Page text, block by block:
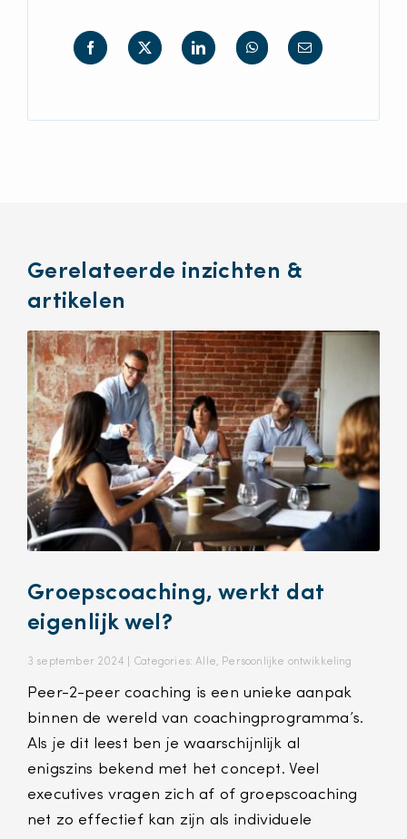
Gerelateerde inzichten &
artikelen
Groepscoaching, werkt dat
eigenlijk wel?
3 september 2024 | Categories:Alle, Persoonlijke ontwikkeling
Peer-2-peer coaching is een unieke aanpak
binnen de wereld van coachingprogramma’s.
Als je dit leest ben je waarschijnlijk al
enigszins bekend met het concept. Veel
executives vragen zich af of groepscoaching
net zo effectief kan zijn als individuele